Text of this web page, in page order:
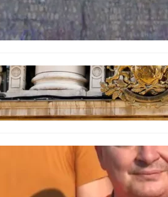
Ограничават движението по
улица „Вълноломна“ във Варна
БЪЛГАРИЯ
Дрон навлезе в България край
границата с Румъния
МЗХ: Ловните билети ще
могат да се издават онлайн